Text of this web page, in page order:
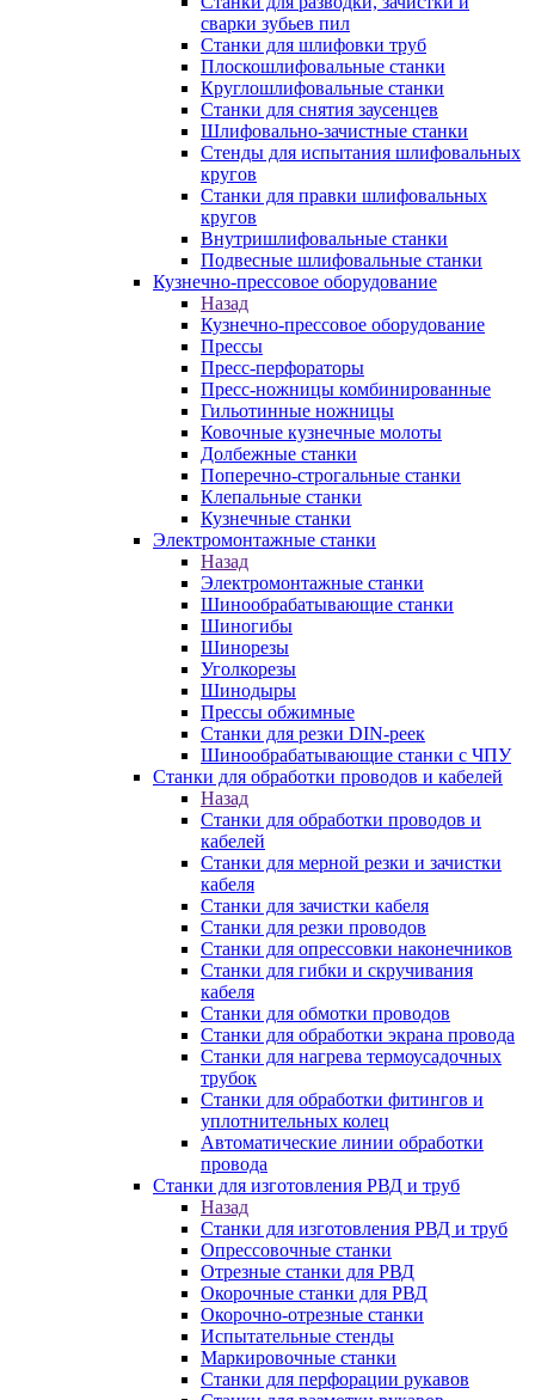
сварки зубьев пил
Станки для шлифовки труб
Плоскошлифовальные станки
Круглошлифовальные станки
Станки для снятия заусенцев
Шлифовально-зачистные станки
Стенды для испытания шлифовальных
кругов
Станки для правки шлифовальных
кругов
Внутришлифовальные станки
Подвесные шлифовальные станки
Кузнечно-прессовое оборудование
Назад
Кузнечно-прессовое оборудование
Прессы
Пресс-перфораторы
Пресс-ножницы комбинированные
Гильотинные ножницы
Ковочные кузнечные молоты
Долбежные станки
Поперечно-строгальные станки
Клепальные станки
Кузнечные станки
Электромонтажные станки
Назад
Электромонтажные станки
Шинообрабатывающие станки
Шиногибы
Шинорезы
Уголкорезы
Шинодыры
Прессы обжимные
Станки для резки DIN-реек
Шинообрабатывающие станки с ЧПУ
Станки для обработки проводов и кабелей
Назад
Станки для обработки проводов и
кабелей
Станки для мерной резки и зачистки
кабеля
Станки для зачистки кабеля
Станки для резки проводов
Станки для опрессовки наконечников
Станки для гибки и скручивания
кабеля
Станки для обмотки проводов
Станки для обработки экрана провода
Станки для нагрева термоусадочных
трубок
Станки для обработки фитингов и
уплотнительных колец
Автоматические линии обработки
провода
Станки для изготовления РВД и труб
Назад
Станки для изготовления РВД и труб
Опрессовочные станки
Отрезные станки для РВД
Окорочные станки для РВД
Окорочно-отрезные станки
Испытательные стенды
Маркировочные станки
Станки для перфорации рукавов